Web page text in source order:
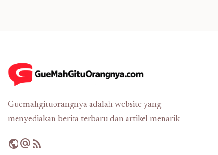
Guemahgituorangnya adalah website yang
menyediakan berita terbaru dan artikel menarik
publicalternate_emailrss_feed